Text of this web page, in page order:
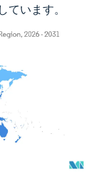
ています。